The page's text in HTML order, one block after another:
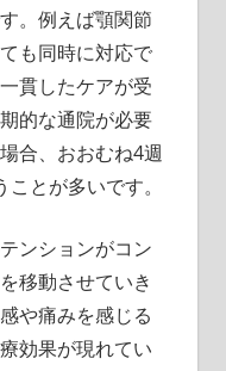
。例えば顎関節
も同時に対応で
貫したケアが受
的な通院が必要
合、おおむね4週
とが多いです。
ンションがコン
移動させていき
や痛みを感じる
効果が現れてい